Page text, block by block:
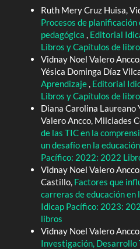
Ruth Mery Cruz Huisa,
Procesos de
pedagógica , Editorial
Libros y Capítulos de
Vidnay Noel Valero
Yésica Dominga Díaz
Aprendizaje, Editorial
Libros y Capítulos de
Diana Carolina Laureano
Valero Ancco, Milciades
de las TIC en la
un desafío en la
Pacífico: 2022: 2022
Vidnay Noel Valero
Castillo, Factores que
carreras de educación en
Idicap Pacífico: 2023:
libros
Vidnay Noel Valero
Investigación, Desarrollo